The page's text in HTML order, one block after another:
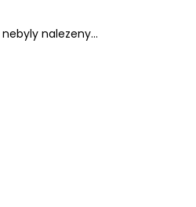
nebyly nalezeny...